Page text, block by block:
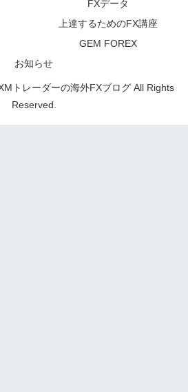
FXデータ
上達するためのFX講座
GEM FOREX
お知らせ
トレーダーの海外FXブログ All Rights
Reserved.